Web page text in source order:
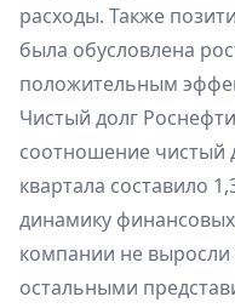
расходы. Также
была обусловлена
положительным
Чистый долг
соотношение чистый
квартала составило
динамику
компании не выросли
остальными